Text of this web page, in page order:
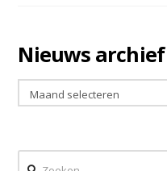
Nieuws archief
Nieuws
archief